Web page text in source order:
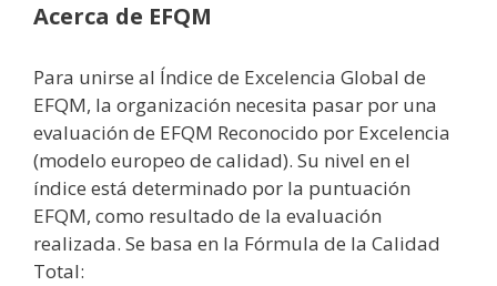
Acerca de EFQM
Para unirse al Índice de Excelencia Global de
EFQM, la organización necesita pasar por una
evaluación de EFQM Reconocido por Excelencia
(modelo europeo de calidad). Su nivel en el
índice está determinado por la puntuación
EFQM, como resultado de la evaluación
realizada. Se basa en la Fórmula de la Calidad
Total: